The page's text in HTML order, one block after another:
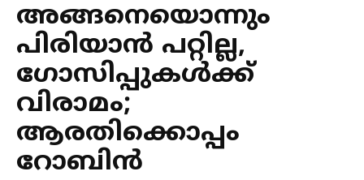
അങ്ങനെയൊന്നും
പിരിയാന്‍ പറ്റില്ല,
ഗോസിപ്പുകള്‍ക്ക്
വിരാമം;
ആരതിക്കൊപ്പം
റോബിന്‍